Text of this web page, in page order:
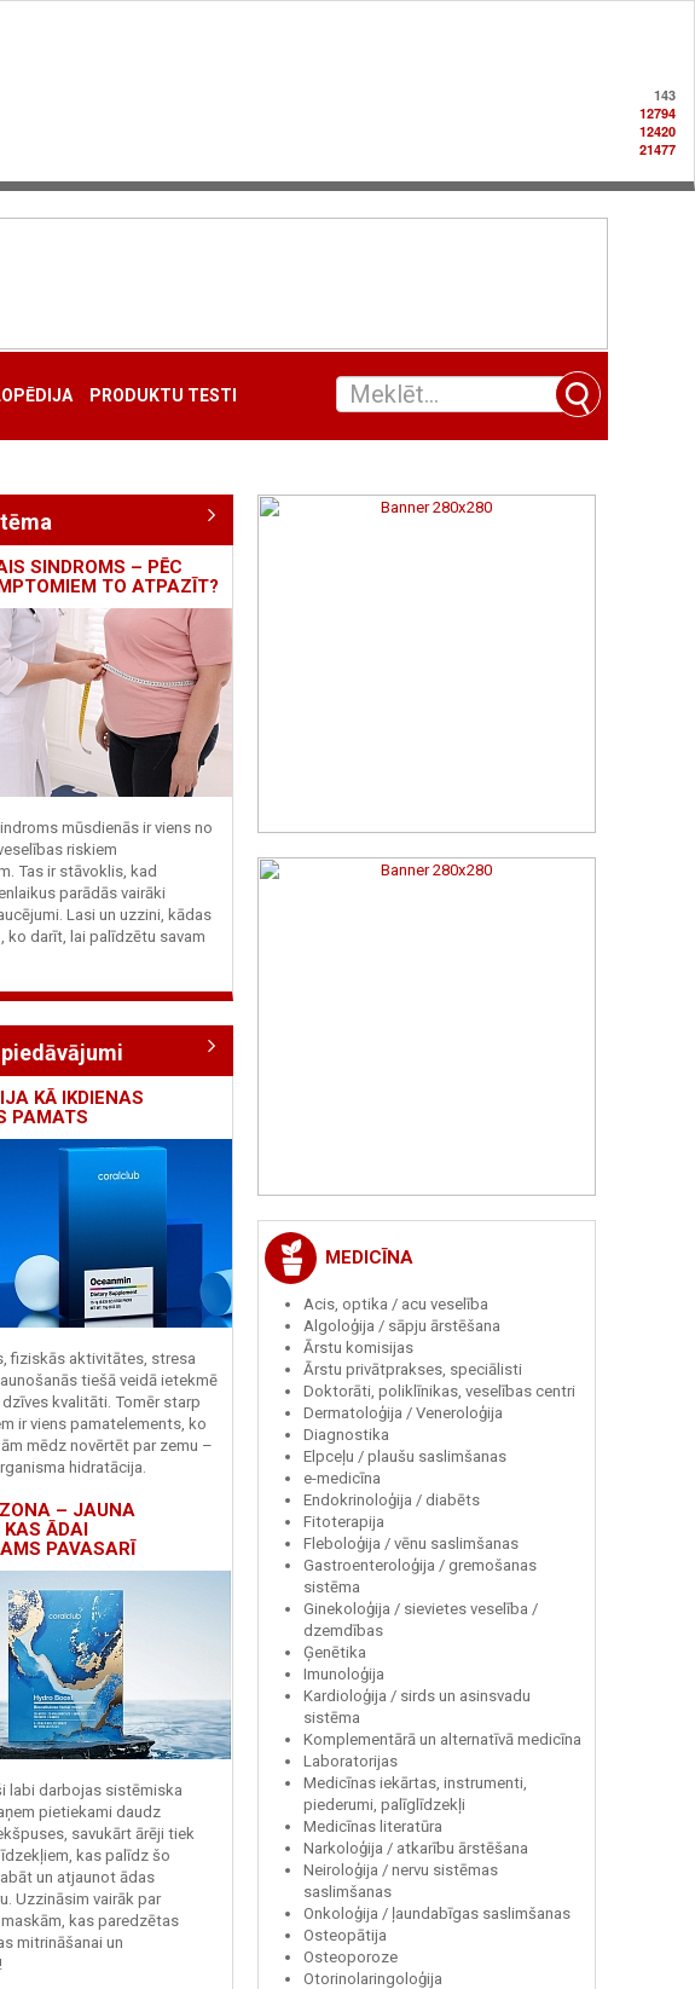
143
12794
12420
21477
PRODUKTU TESTI
SINDROMS – PĒC
TO ATPAZĪT?
mūsdienās ir viens no
riskiem
Tas ir stāvoklis, kad
parādās vairāki
Lasi un uzzini, kādas
ko darīt, lai palīdzētu savam
KĀ IKDIENAS
PAMATS
fiziskās aktivitātes, stresa
tiešā veidā ietekmē
kvalitāti. Tomēr starp
ir viens pamatelements, ko
mēdz novērtēt par zemu –
hidratācija.
– JAUNA
KAS ĀDAI
PAVASARĪ
labi darbojas sistēmiska
pietiekami daudz
savukārt ārēji tiek
kas palīdz šo
un atjaunot ādas
Uzzināsim vairāk par
maskām, kas paredzētas
mitrināšanai un
MEDICĪNA
Acis, optika / acu veselība
Algoloģija / sāpju ārstēšana
Ārstu komisijas
Ārstu privātprakses, speciālisti
Doktorāti, poliklīnikas, veselības centri
Dermatoloģija / Veneroloģija
Diagnostika
Elpceļu / plaušu saslimšanas
e-medicīna
Endokrinoloģija / diabēts
Fitoterapija
Fleboloģija / vēnu saslimšanas
Gastroenteroloģija / gremošanas
sistēma
Ginekoloģija / sievietes veselība /
dzemdības
Ģenētika
Imunoloģija
Kardioloģija / sirds un asinsvadu
sistēma
Komplementārā un alternatīvā medicīna
Laboratorijas
Medicīnas iekārtas, instrumenti,
piederumi, palīglīdzekļi
Medicīnas literatūra
Narkoloģija / atkarību ārstēšana
Neiroloģija / nervu sistēmas
saslimšanas
Onkoloģija / ļaundabīgas saslimšanas
Osteopātija
Osteoporoze
Otorinolaringoloģija